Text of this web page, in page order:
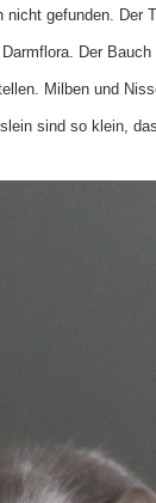
gefunden. Der
Der
Milben und
sind so klein,